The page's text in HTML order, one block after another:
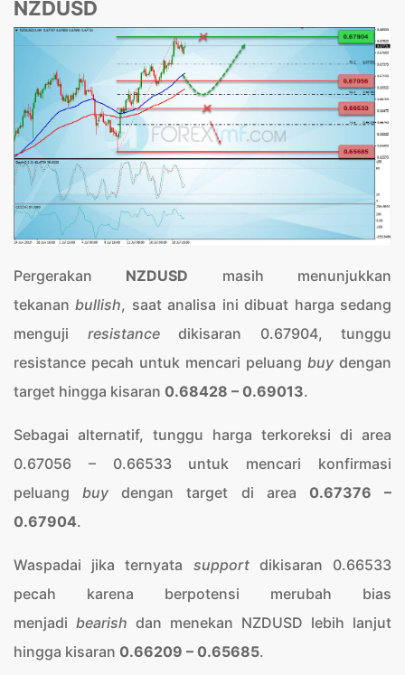
NZDUSD
Pergerakan NZDUSD masih menunjukkan
tekananbullish, saat analisa ini dibuat harga sedang
menguji resistancedikisaran 0.67904, tunggu
resistance pecah untuk mencari peluang buy dengan
target hingga kisaran 0.68428 – 0.69013.
Sebagai alternatif, tunggu harga terkoreksi di area
0.67056 – 0.66533 untuk mencari konfirmasi
peluangbuy dengan target di area 0.67376 –
0.67904.
Waspadai jika ternyata supportdikisaran 0.66533
pecah karena berpotensi merubah bias
menjadi bearish dan menekan NZDUSD lebih lanjut
hingga kisaran 0.66209 – 0.65685.